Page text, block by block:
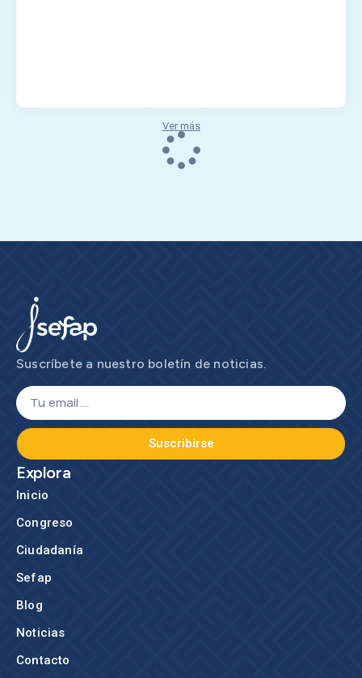
Ver más
Suscríbete a nuestro boletín de noticias.
Suscribirse
Explora
Inicio
Congreso
Ciudadanía
Sefap
Blog
Noticias
Contacto